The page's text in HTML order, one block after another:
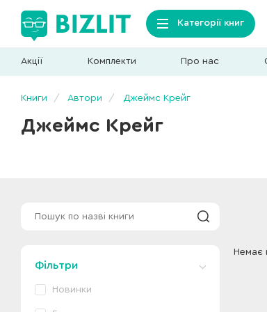
Категорії книг
Акції Комплекти Про нас
Книги Автори Джеймс Крейг
Джеймс Крейг
Фільтри
Новинки
Немає